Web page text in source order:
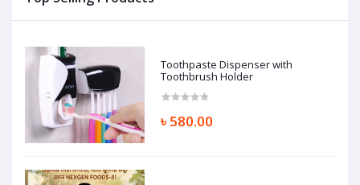
Toothpaste Dispenser with
Toothbrush Holder
৳ 580.00